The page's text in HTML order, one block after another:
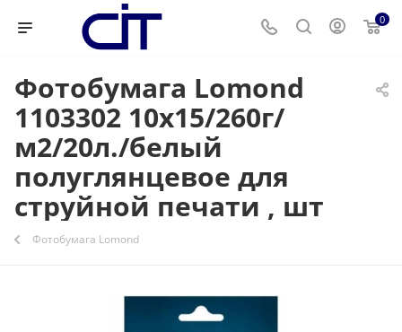
0
Фотобумага Lomond
1103302 10x15/260г/
м2/20л./белый
полуглянцевое для
струйной печати , шт
Фотобумага Lomond